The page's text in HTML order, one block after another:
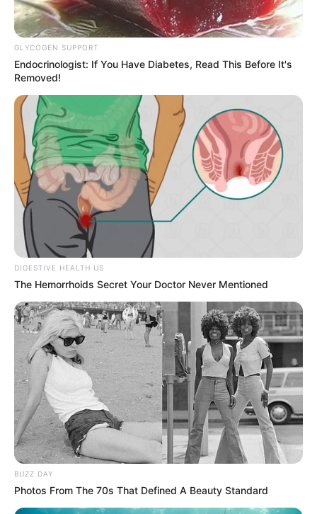
GLYCOGEN SUPPORT
Endocrinologist: If You Have Diabetes, Read This Before It's
Removed!
DIGESTIVE HEALTH US
The Hemorrhoids Secret Your Doctor Never Mentioned
BUZZ DAY
Photos From The 70s That Defined A Beauty Standard